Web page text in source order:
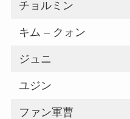
チョルミン
キム – クォン
ジュニ
ユジン
ファン軍曹